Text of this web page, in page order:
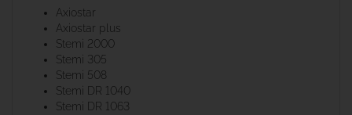
Axiostar
Axiostar plus
Stemi 2000
Stemi 305
Stemi 508
Stemi DR 1040
Stemi DR 1063